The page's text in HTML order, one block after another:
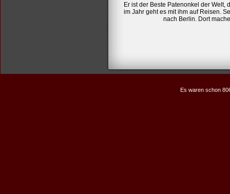
Er ist der Beste Patenonkel der Welt,
im Jahr geht es mit ihm auf Reisen.
nach Berlin. Dort
Es waren schon